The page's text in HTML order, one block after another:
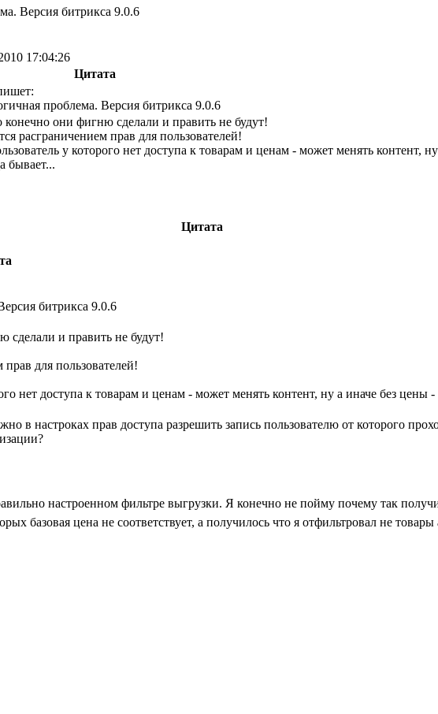
Версия битрикса 9.0.6
17:04:26
Цитата
проблема. Версия битрикса 9.0.6
конечно они фигню сделали и править не будут!
расграничением прав для пользователей!
у которого нет доступа к товарам и ценам - может менять контент,
бывает...
Цитата
битрикса 9.0.6
сделали и править не будут!
для пользователей!
нет доступа к товарам и ценам - может менять контент, ну а иначе без цены
в настроках прав доступа разрешить запись пользователю от которого
настроенном фильтре выгрузки. Я конечно не пойму почему так
базовая цена не соответствует, а получилось что я отфильтровал не товары